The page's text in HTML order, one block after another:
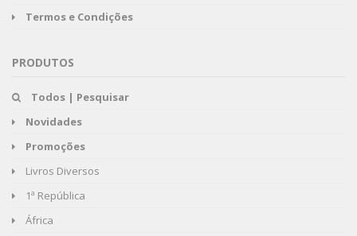
Termos e Condições
PRODUTOS
Todos | Pesquisar
Novidades
Promoções
Livros Diversos
1ª República
África